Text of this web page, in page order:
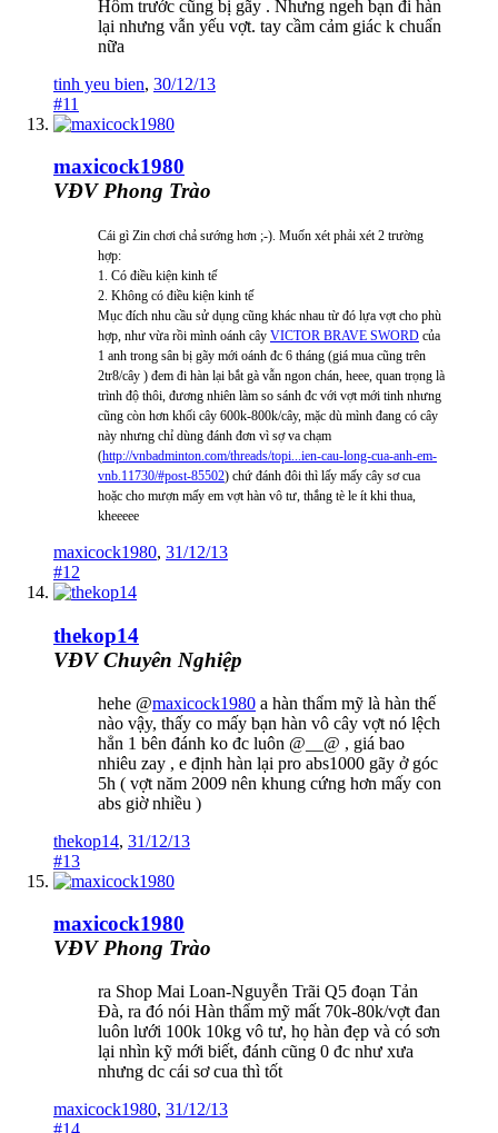
Hôm trước cũng bị gãy . Nhưng ngeh bạn đi hàn
lại nhưng vẫn yếu vợt. tay cầm cảm giác k chuẩn
nữa
tinh yeu bien, 30/12/13
#11
maxicock1980
VĐV Phong Trào
Cái gì Zin chơi chả sướng hơn ;-). Muốn xét phải xét 2 trường
hợp:
1. Có điều kiện kinh tế
2. Không có điều kiện kinh tế
Mục đích nhu cầu sử dụng cũng khác nhau từ đó lựa vợt cho phù
hợp, như vừa rồi mình oánh cây VICTOR BRAVE SWORD của
1 anh trong sân bị gãy mới oánh đc 6 tháng (giá mua cũng trên
2tr8/cây ) đem đi hàn lại bắt gà vẫn ngon chán, heee, quan trọng là
trình độ thôi, đương nhiên làm so sánh đc với vợt mới tinh nhưng
cũng còn hơn khối cây 600k-800k/cây, mặc dù mình đang có cây
này nhưng chỉ dùng đánh đơn vì sợ va chạm
(http://vnbadminton.com/threads/topi...ien-cau-long-cua-anh-em-
vnb.11730/#post-85502) chứ đánh đôi thì lấy mấy cây sơ cua
hoặc cho mượn mấy em vợt hàn vô tư, thắng tè le ít khi thua,
kheeeee
maxicock1980, 31/12/13
#12
thekop14
VĐV Chuyên Nghiệp
hehe @maxicock1980 a hàn thẩm mỹ là hàn thế
nào vậy, thấy co mấy bạn hàn vô cây vợt nó lệch
hẳn 1 bên đánh ko đc luôn @__@ , giá bao
nhiêu zay , e định hàn lại pro abs1000 gãy ở góc
5h ( vợt năm 2009 nên khung cứng hơn mấy con
abs giờ nhiều )
thekop14, 31/12/13
#13
maxicock1980
VĐV Phong Trào
ra Shop Mai Loan-Nguyễn Trãi Q5 đoạn Tản
Đà, ra đó nói Hàn thẩm mỹ mất 70k-80k/vợt đan
luôn lưới 100k 10kg vô tư, họ hàn đẹp và có sơn
lại nhìn kỹ mới biết, đánh cũng 0 đc như xưa
nhưng dc cái sơ cua thì tốt
maxicock1980, 31/12/13
#14